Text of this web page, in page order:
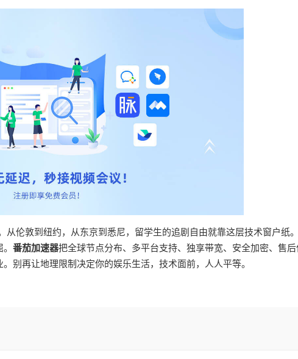
伦敦到纽约，从东京到悉尼，留学生的追剧自由就靠这层技术窗户纸
番茄加速器把全球节点分布、多平台支持、独享带宽、安全加密、售后
别再让地理限制决定你的娱乐生活，技术面前，人人平等。